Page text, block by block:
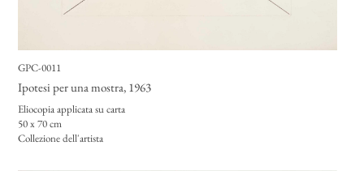
GPC-0011
Ipotesi per una mostra, 1963
Eliocopia applicata su carta
50 x 70 cm
Collezione dell'artista